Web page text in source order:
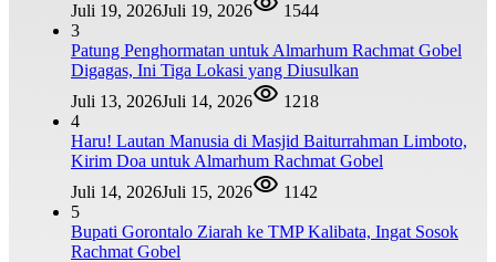
Juli 19, 2026Juli 19, 2026
1544
3
Patung Penghormatan untuk Almarhum Rachmat Gobel
Digagas, Ini Tiga Lokasi yang Diusulkan
Juli 13, 2026Juli 14, 2026
1218
4
Haru! Lautan Manusia di Masjid Baiturrahman Limboto,
Kirim Doa untuk Almarhum Rachmat Gobel
Juli 14, 2026Juli 15, 2026
1142
5
Bupati Gorontalo Ziarah ke TMP Kalibata, Ingat Sosok
Rachmat Gobel